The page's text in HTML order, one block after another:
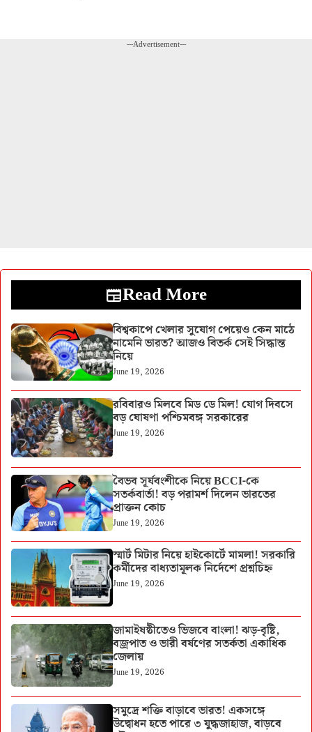
---Advertisement---
Read More
বিশ্বকাপে খেলার সুযোগ পেয়েও কেন মাঠে
নামেনি ভারত? আজও বিতর্ক সেই সিদ্ধান্ত
নিয়ে
June 19, 2026
রবিবারও মিলবে মিড ডে মিল! যোগ দিবসে
বড় ঘোষণা পশ্চিমবঙ্গ সরকারের
June 19, 2026
বৈভব সূর্যবংশীকে নিয়ে BCCI-কে
সতর্কবার্তা! বড় পরামর্শ দিলেন ভারতের
প্রাক্তন কোচ
June 19, 2026
স্মার্ট মিটার নিয়ে হাইকোর্টে মামলা! সরকারি
কর্মীদের বাধ্যতামূলক নির্দেশে প্রশ্নচিহ্ন
June 19, 2026
জামাইষষ্ঠীতেও ভিজবে বাংলা! ঝড়-বৃষ্টি,
বজ্রপাত ও ভারী বর্ষণের সতর্কতা একাধিক
জেলায়
June 19, 2026
সমুদ্রে শক্তি বাড়াবে ভারত! একসঙ্গে
উদ্বোধন হতে পারে ৩ যুদ্ধজাহাজ, বাড়বে